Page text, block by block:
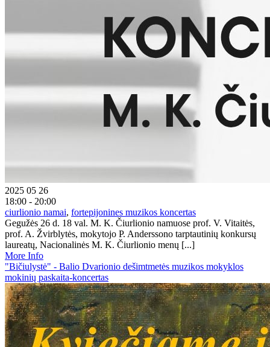
2025 05 26
18:00 - 20:00
ciurlionio namai, fortepijonines muzikos koncertas
Gegužės 26 d. 18 val. M. K. Čiurlionio namuose prof. V. Vitaitės,
prof. A. Žvirblytės, mokytojo P. Anderssono tarptautinių konkursų
laureatų, Nacionalinės M. K. Čiurlionio menų [...]
More Info
"Bičiulystė" - Balio Dvarionio dešimtmetės muzikos mokyklos
mokinių paskaita-koncertas